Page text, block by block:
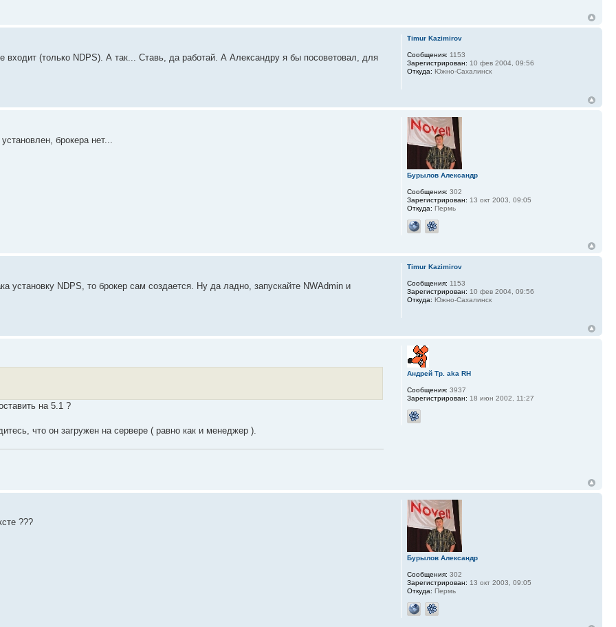
входит (только NDPS). А так... Ставь, да работай. А Александру я бы посоветовал, для
Timur Kazimirov
Сообщения: 1153
Зарегистрирован: 10 фев 2004, 09:56
Откуда: Южно-Сахалинск
брокера нет...
Бурылов Александр
Сообщения: 302
Зарегистрирован: 13 окт 2003, 09:05
Откуда: Пермь
NDPS, то брокер сам создается. Ну да ладно, запускайте NWAdmin и
Timur Kazimirov
Сообщения: 1153
Зарегистрирован: 10 фев 2004, 09:56
Откуда: Южно-Сахалинск
на 5.1 ?
что он загружен на сервере ( равно как и менеджер ).
Андрей Тр. aka RH
Сообщения: 3937
Зарегистрирован: 18 июн 2002, 11:27
???
Бурылов Александр
Сообщения: 302
Зарегистрирован: 13 окт 2003, 09:05
Откуда: Пермь